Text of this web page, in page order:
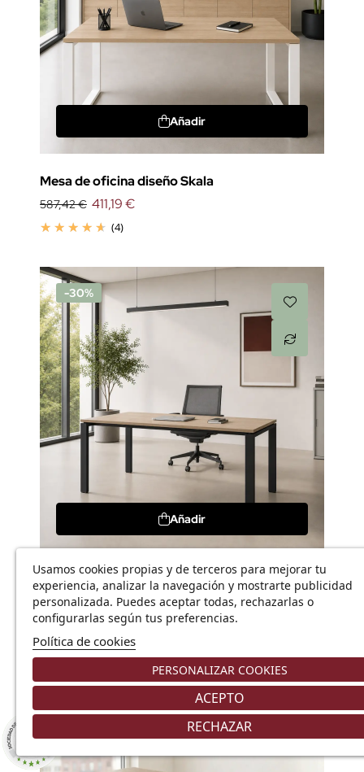
Añadir
Mesa de oficina diseño Skala
587,42 €
(4)
411,19 €
-30%
Añadir
Mesa de oficina Pórtico
604,27 € 422,99 €
-30%
Usamos cookies propias y de terceros para mejorar tu
experiencia, analizar la navegación y mostrarte publicidad
personalizada. Puedes aceptar todas, rechazarlas o
configurarlas según tus preferencias.
Política de cookies
PERSONALIZAR COOKIES
RECHAZAR
ACEPTO
8.9/10